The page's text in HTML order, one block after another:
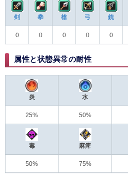
剣 拳 槍 弓 銃
0 0 0 0 0
属性と状態異常の耐性
炎 水
25% 50%
毒 麻痺
50% 75%